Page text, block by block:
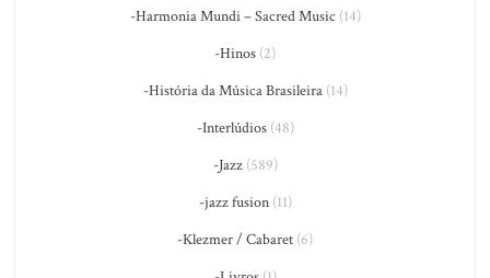
-Harmonia Mundi – Sacred Music (14)
-Hinos (2)
-História da Música Brasileira(14)
-Interlúdios(48)
-Jazz(589)
-jazz fusion(11)
-Klezmer / Cabaret (6)